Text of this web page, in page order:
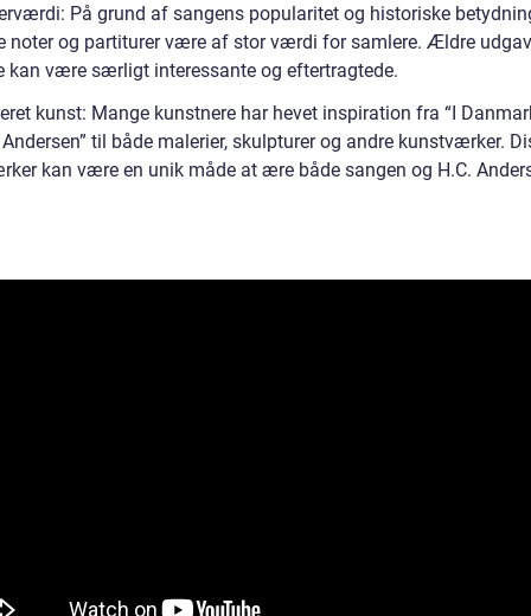
På grund af sangens popularitet og historiske
noter og partiturer være af stor værdi for samlere. Ældre
kan være særligt interessante og eftertragtede.
kunst: Mange kunstnere har hevet inspiration fra “I
til både malerier, skulpturer og andre kunstværker.
kan være en unik måde at ære både sangen og H.C.